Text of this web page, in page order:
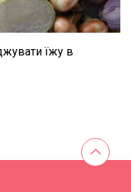
їжу в